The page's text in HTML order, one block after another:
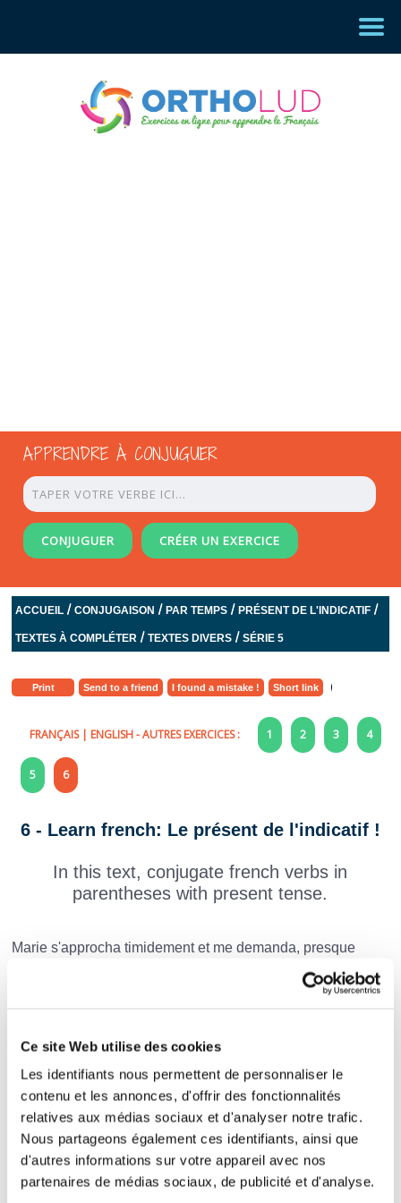
Ce site Web utilise des cookies
Les identifiants nous permettent de personnaliser le
contenu et les annonces, d'offrir des fonctionnalités
relatives aux médias sociaux et d'analyser notre trafic.
Nous partageons également ces identifiants, ainsi que
d'autres informations sur votre appareil avec nos
partenaires de médias sociaux, de publicité et d'analyse.
APPRENDRE À CONJUGUER
CONJUGUER CRÉER UN EXERCICE
ACCUEIL /CONJUGAISON /PAR TEMPS /PRÉSENT DE L'INDICATIF /
TEXTES À COMPLÉTER /TEXTES DIVERS /SÉRIE 5
Print Send to a friend I found a mistake ! Short link
FRANÇAIS| ENGLISH- AUTRES EXERCICES : 1 2 3 4
5 6
6 - Learn french: Le présent de l'indicatif !
In this text, conjugate french verbs in
parentheses with present tense.
Marie s'approcha timidement et me demanda, presque
Evidemment, je n'avais rien de prévu, en dehors d'un tête-
à-tête carottes râpées et œufs au plat dans ma petite
cuisine. Je mentis.
« Je (aller)voir le dernier Spielberg au cinéma
avec des amis. Tu (pouvoir)venir avec nous si tu